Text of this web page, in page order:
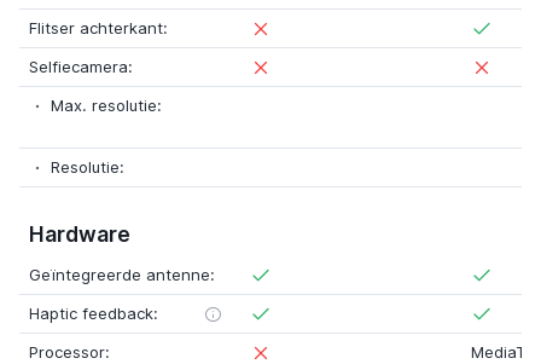
Flitser achterkant:
Selfiecamera:
Max. resolutie:
Resolutie:
Hardware
Geïntegreerde antenne:
Haptic feedback:
Processor: